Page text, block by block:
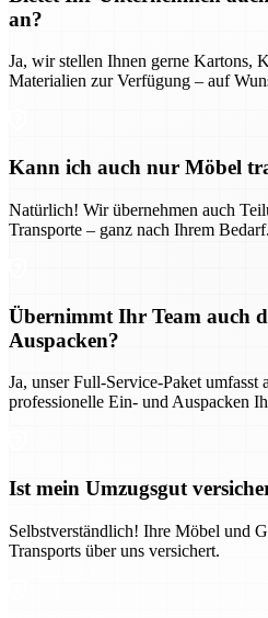
an?
Ja, wir stellen Ihnen gerne Kartons,
Materialien zur Verfügung – auf
Kann ich auch nur Möbel
Natürlich! Wir übernehmen auch
Transporte – ganz nach Ihrem Bedarf.
Übernimmt Ihr Team auch
Auspacken?
Ja, unser Full-Service-Paket umfasst
professionelle Ein- und Auspacken
Ist mein Umzugsgut
Selbstverständlich! Ihre Möbel und
Transports über uns versichert.